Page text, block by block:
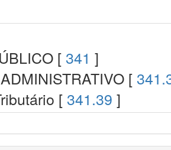
[ 341 ]
[
[ 341.39 ]